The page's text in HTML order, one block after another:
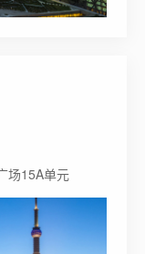
场15A单元